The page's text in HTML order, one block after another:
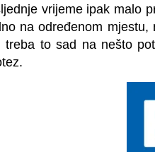
vrijeme ipak malo
na određenom
treba to sad na nešto